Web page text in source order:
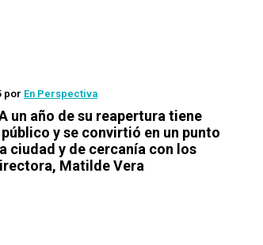
por En Perspectiva
un año de su reapertura tiene
y se convirtió en un punto
ciudad y de cercanía con los
Matilde Vera